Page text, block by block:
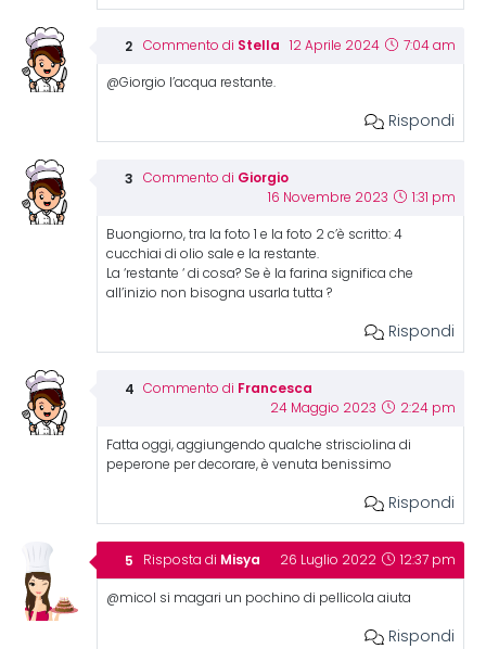
Commento di Stella 12 Aprile 2024 7:04 am
@Giorgio l’acqua restante.
Rispondi
Commento di Giorgio
16 Novembre 2023 1:31 pm
Buongiorno, tra la foto 1 e la foto 2 c’è scritto: 4
cucchiai di olio sale e la restante.
La ‘restante ‘ di cosa? Se è la farina significa che
all’inizio non bisogna usarla tutta ?
Rispondi
Commento di Francesca
24 Maggio 2023 2:24 pm
Fatta oggi, aggiungendo qualche strisciolina di
peperone per decorare, è venuta benissimo
Rispondi
Risposta di Misya 26 Luglio 2022 12:37 pm
@micol si magari un pochino di pellicola aiuta
Rispondi